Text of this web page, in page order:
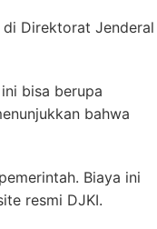
Direktorat Jenderal
bisa berupa
bahwa
Biaya ini
resmi DJKI.